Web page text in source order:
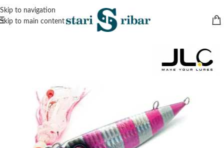
Skip to navigation
Skip to main content